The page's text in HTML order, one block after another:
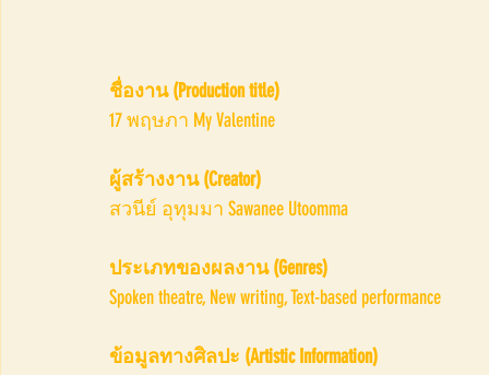
ชื่องาน (Production title)
17 พฤษภา My Valentine
ผู้สร้างงาน (Creator)
สวนีย์ อุทุมมา Sawanee Utoomma
ประเภทของผลงาน (Genres)
Spoken theatre, New writing, Text-based performance
ข้อมูลทางศิลปะ (Artistic Information)